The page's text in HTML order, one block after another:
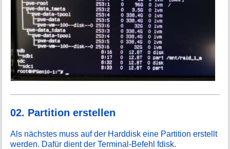
02. Partition erstellen
Als nächstes muss auf der Harddisk eine Partition erstellt
werden. Dafür dient der Terminal-Befehl fdisk.